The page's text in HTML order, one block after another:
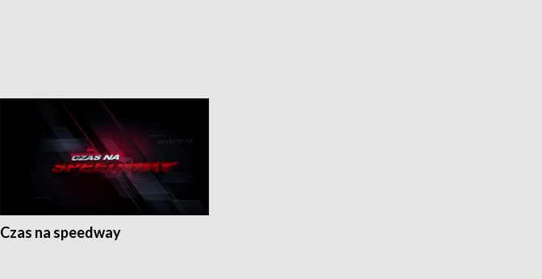
Czas na speedway